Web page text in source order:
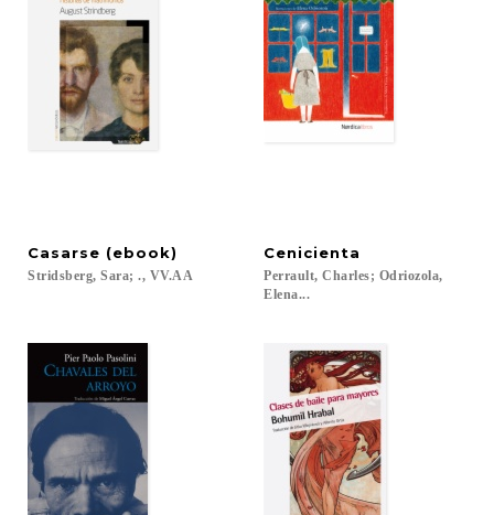
Casarse (ebook)
Stridsberg, Sara; ., VV.AA
Cenicienta
Perrault, Charles; Odriozola,
Elena...